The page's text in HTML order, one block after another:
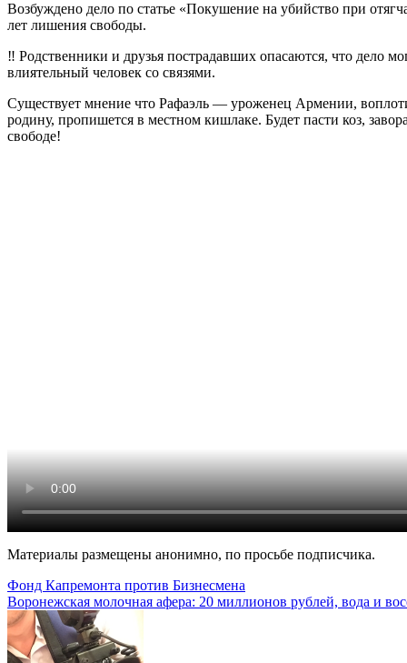
Возбуждено дело по статье «Покушение на убийство при
лет лишения свободы.
‼️ Родственники и друзья пострадавших опасаются, что дело
влиятельный человек со связями.
Существует мнение что Рафаэль — уроженец Армении,
родину, пропишется в местном кишлаке. Будет пасти коз,
свободе!
Материалы размещены анонимно, по просьбе подписчика.
Навигация
по
записям
Фонд Капремонта против Бизнесмена
Воронежская молочная афера: 20 миллионов рублей, вода и